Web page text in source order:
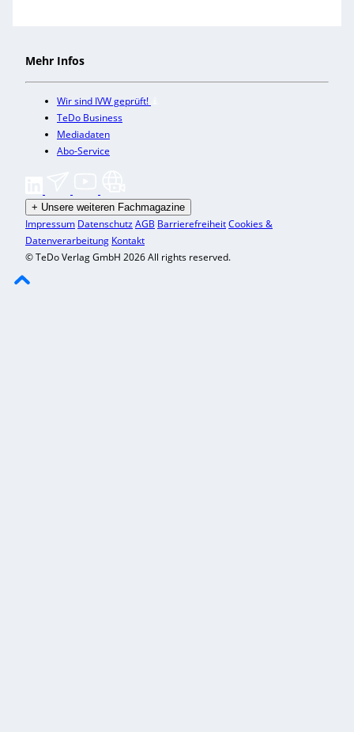
Mehr Infos
Wir sind IVW geprüft!
TeDo Business
Mediadaten
Abo-Service
+ Unsere weiteren Fachmagazine
Impressum DatenschutzAGB BarrierefreiheitCookies &
Datenverarbeitung Kontakt
© TeDo Verlag GmbH 2026 All rights reserved.